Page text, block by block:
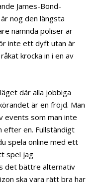
James-Bond-
nog den längsta
nämnda poliser är
inte ett dyft utan är
krocka in i en av
där alla jobbiga
är en fröjd. Man
events som man inte
efter en. Fullständigt
spela online med ett
spel jag
det bättre alternativ
ska vara rätt bra har